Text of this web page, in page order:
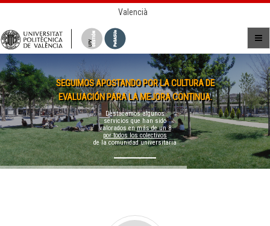
Valencià
SEGUIMOS APOSTANDO POR LA CULTURA DE
EVALUACIÓN PARA LA MEJORA CONTINUA.
Destacamos algunos
servicios que han sido
valorados enmás de un 8
por todos los colectivos
de la comunidad universitaria